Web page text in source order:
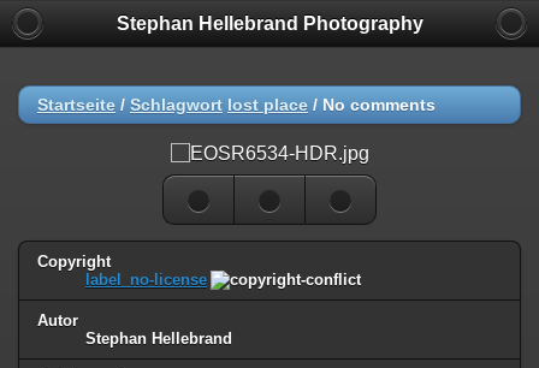
Stephan Hellebrand Photography
Startseite / Schlagwort lost place / No comments
Copyright
label_no-license
Autor
Stephan Hellebrand